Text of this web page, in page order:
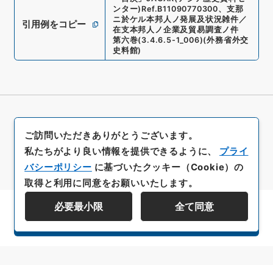
引用例をコピー
ンター) Ref.B11090770300、 支那
ニ於ケル本邦人ノ発展及状況雑件／
在支本邦人ノ企業及貿易調査ノ件
第六巻(3.4.6.5-1_006)(外務省外交
史料館)
資料群階層を表示する
ご訪問いただきありがとうございます。
私たちがより良い情報を提供できるように、 プライ
バシーポリシー に基づいたクッキー（Cookie）の
取得と利用に同意をお願いいたします。
必要最小限 全て同意